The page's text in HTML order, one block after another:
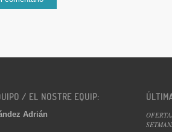
/ EL NOSTRE EQUIP:
Adrián